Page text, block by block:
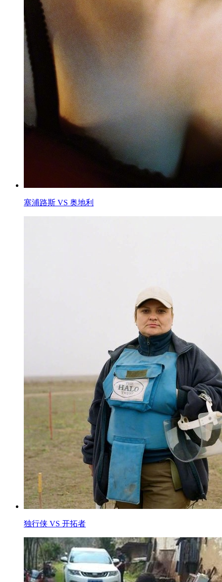
塞浦路斯 VS 奥地利
独行侠 VS 开拓者